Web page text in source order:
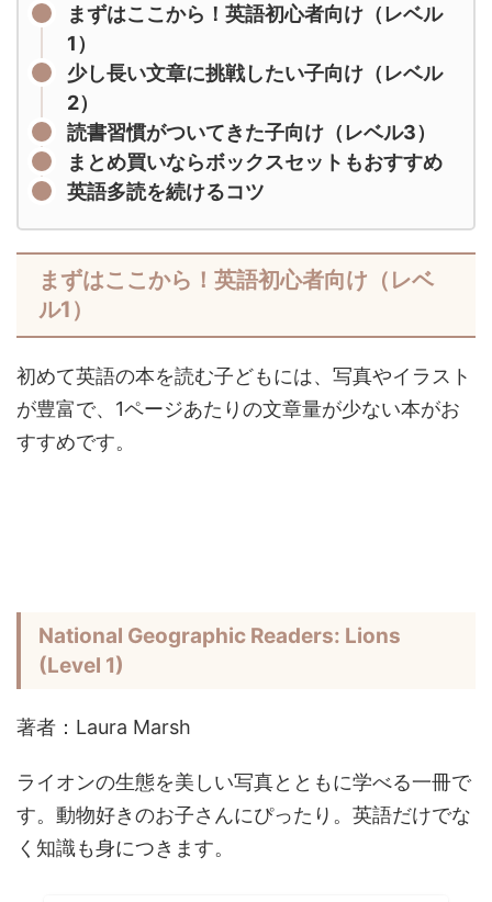
まずはここから！英語初心者向け（レベル
1）
少し長い文章に挑戦したい子向け（レベル
2）
読書習慣がついてきた子向け（レベル3）
まとめ買いならボックスセットもおすすめ
英語多読を続けるコツ
まずはここから！英語初心者向け（レベ
ル1）
初めて英語の本を読む子どもには、写真やイラスト
が豊富で、1ページあたりの文章量が少ない本がお
すすめです。
National Geographic Readers: Lions
(Level 1)
著者：Laura Marsh
ライオンの生態を美しい写真とともに学べる一冊で
す。動物好きのお子さんにぴったり。英語だけでな
く知識も身につきます。